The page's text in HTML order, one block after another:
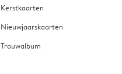
Kerstkaarten
Nieuwjaarskaarten
Trouwalbum